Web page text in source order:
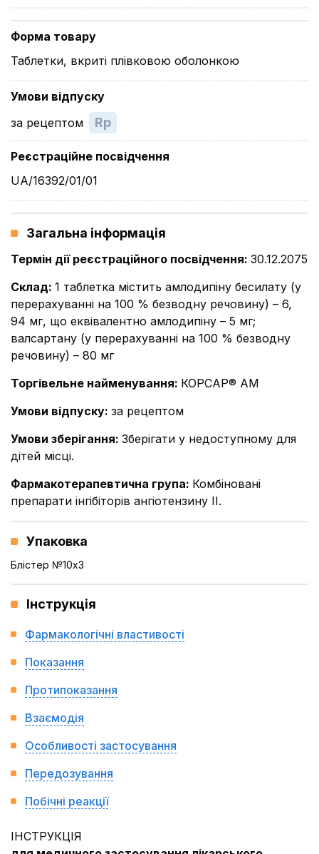
Форма товару
Таблетки, вкриті плівковою оболонкою
Умови відпуску
за рецептом
Rp
Реєстраційне посвідчення
UA/16392/01/01
Загальна інформація
Термін дії реєстраційного посвідчення: 30.12.2075
Склад: 1 таблетка містить амлодипіну бесилату (у
перерахуванні на 100 % безводну речовину) – 6,
94 мг, що еквівалентно амлодипіну – 5 мг;
валсартану (у перерахуванні на 100 % безводну
речовину) – 80 мг
Торгівельне найменування: КОРСАР® АМ
Умови відпуску: за рецептом
Умови зберігання: Зберігати у недоступному для
дітей місці.
Фармакотерапевтична група: Комбіновані
препарати інгібіторів ангіотензину ІІ.
Упаковка
Блістер №10x3
Інструкція
Фармакологічні властивості
Показання
Протипоказання
Взаємодія
Особливості застосування
Передозування
Побічні реакції
ІНСТРУКЦІЯ